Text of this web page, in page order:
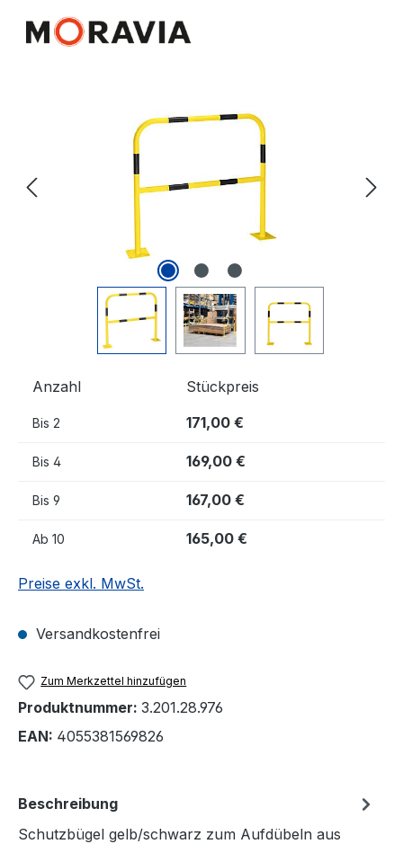
Anzahl Stückpreis
Bis 2 171,00 €
Bis 4 169,00 €
Bis 9 167,00 €
Ab 10 165,00 €
Preise exkl. MwSt.
Versandkostenfrei
Zum Merkzettel hinzufügen
Produktnummer: 3.201.28.976
EAN: 4055381569826
Beschreibung
Schutzbügel gelb/schwarz zum Aufdübeln aus